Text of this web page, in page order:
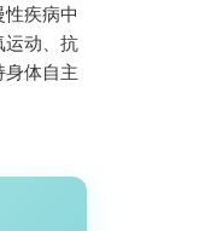
疾病中
运动、抗
体自主